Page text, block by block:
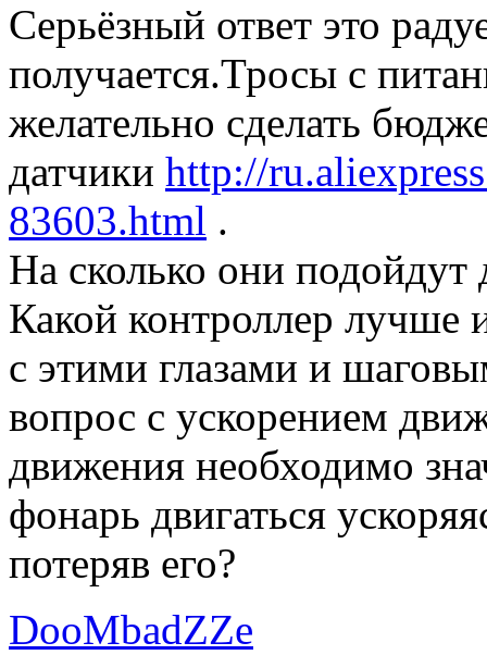
Серьёзный ответ это
получается.Тросы с
желательно сделать
датчики http://
83603.html .
На сколько они подойдут
Какой контроллер лучше
с этими глазами и
вопрос с ускорением
движения необходимо
фонарь двигаться
потеряв его?
DooMbadZZe